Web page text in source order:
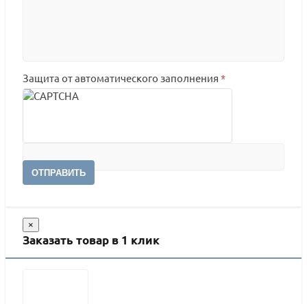
Защита от автоматического заполнения *
ОТПРАВИТЬ
×
Заказать товар в 1 клик